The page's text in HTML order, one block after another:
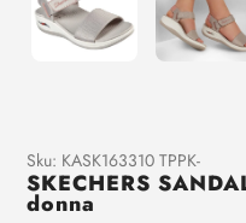
Aggiunta
di
prodotto
Sku: KASK163310 TPPK-
SKECHERS
donna